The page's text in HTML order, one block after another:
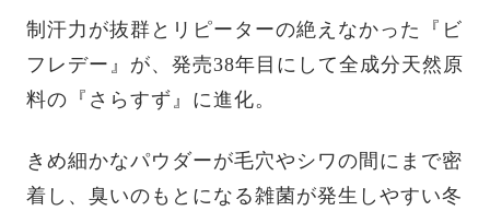
制汗力が抜群とリピーターの絶えなかった『ビ
フレデー』が、発売38年目にして全成分天然原
料の『さらすず』に進化。
きめ細かなパウダーが毛穴やシワの間にまで密
着し、臭いのもとになる雑菌が発生しやすい冬